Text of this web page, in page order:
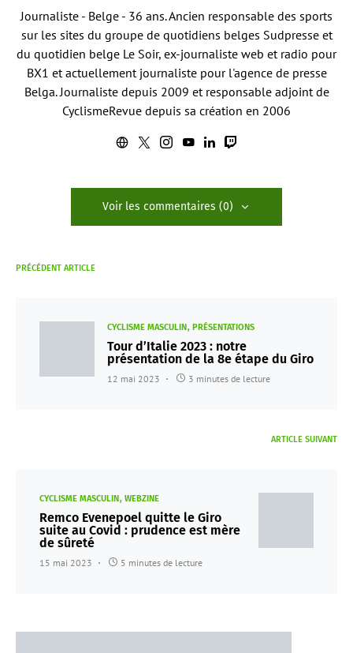
Journaliste - Belge - 36 ans. Ancien responsable des sports
sur les sites du groupe de quotidiens belges Sudpresse et
du quotidien belge Le Soir, ex-journaliste web et radio pour
BX1 et actuellement journaliste pour l'agence de presse
Belga. Journaliste depuis 2009 et responsable adjoint de
CyclismeRevue depuis sa création en 2006
Voir les commentaires (0)
PRÉCÉDENT ARTICLE
CYCLISME MASCULIN PRÉSENTATIONS
Tour d’Italie 2023 : notre
présentation de la 8e étape du Giro
12 mai 2023 3 minutes de lecture
ARTICLE SUIVANT
CYCLISME MASCULIN WEBZINE
Remco Evenepoel quitte le Giro
suite au Covid : prudence est mère
de sûreté
15 mai 2023 5 minutes de lecture